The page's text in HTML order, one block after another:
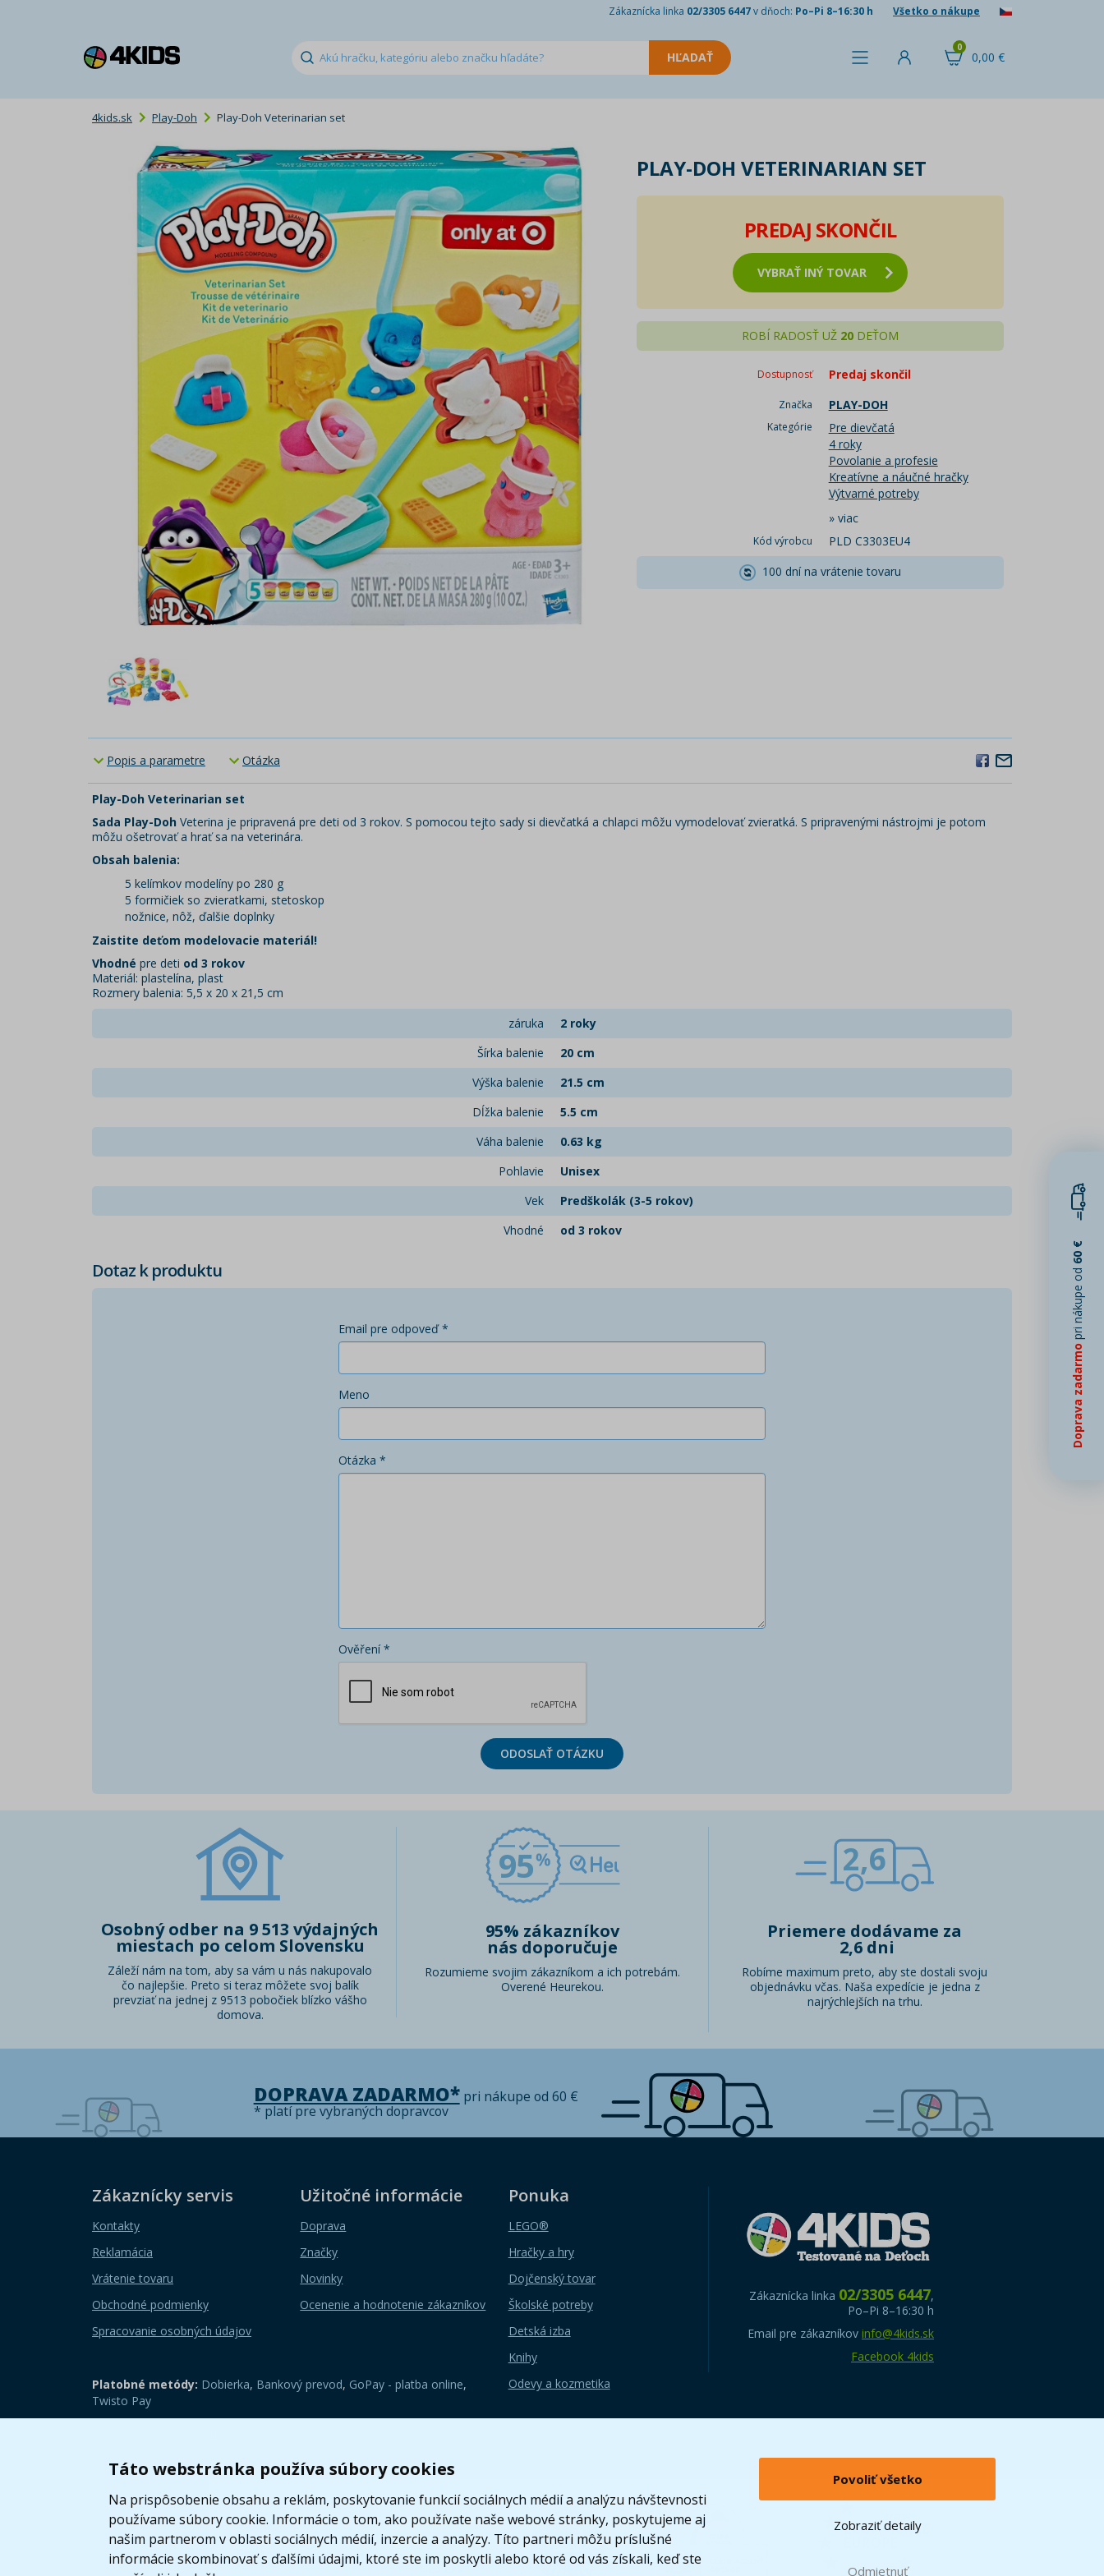
Táto webstránka používa súbory cookies
Na prispôsobenie obsahu a reklám, poskytovanie funkcií sociálnych médií a analýzu návštevnosti
používame súbory cookie. Informácie o tom, ako používate naše webové stránky, poskytujeme aj
našim partnerom v oblasti sociálnych médií, inzercie a analýzy. Títo partneri môžu príslušné
informácie skombinovať s ďalšími údajmi, ktoré ste im poskytli alebo ktoré od vás získali, keď ste
Povoliť všetko
Zobraziť detaily
Odmietnuť
Zákaznícka linka 02/3305 6447v dňoch: Po–Pi 8–16:30 h Všetko o nákupe
0,00 €
0
4kids.sk Play-Doh Play-Doh Veterinarian set
PLAY-DOH VETERINARIAN SET
PREDAJ SKONČIL
VYBRAŤ INÝ TOVAR
ROBÍ RADOSŤ UŽ 20 DEŤOM
Dostupnosť Predaj skončil
Značka PLAY-DOH
Kategórie
Pre dievčatá
4 roky
Povolanie a profesie
Kreatívne a náučné hračky
Výtvarné potreby
» viac
Kód výrobcu
PLD C3303EU4
100 dní na vrátenie tovaru
Popis a parametre Otázka
Play-Doh Veterinarian set
Sada Play-Doh Veterina je pripravená pre deti od 3 rokov. S pomocou tejto sady si dievčatká a chlapci môžu vymodelovať zvieratká. S pripravenými nástrojmi je potom
môžu ošetrovať a hrať sa na veterinára.
Obsah balenia:
5 kelímkov modelíny po 280 g
5 formičiek so zvieratkami, stetoskop
nožnice, nôž, ďalšie doplnky
Zaistite deťom modelovacie materiál!
Vhodné pre deti od 3 rokov
Materiál: plastelína, plast
Rozmery balenia: 5,5 x 20 x 21,5 cm
záruka
2 roky
Šírka balenie
20 cm
Výška balenie
21.5 cm
Dĺžka balenie
5.5 cm
Váha balenie
0.63 kg
Pohlavie
Unisex
Vek
Predškolák (3-5 rokov)
Vhodné
od 3 rokov
Dotaz k produktu
Email pre odpoveď *
Meno
Otázka *
Ověření *
ODOSLAŤ OTÁZKU
Osobný odber na 9 513 výdajných
miestach po celom Slovensku
Záleží nám na tom, aby sa vám u nás nakupovalo
čo najlepšie. Preto si teraz môžete svoj balík
prevziať na jednej z 9513 pobočiek blízko vášho
domova.
95
95% zákazníkov
nás doporučuje
Rozumieme svojim zákazníkom a ich potrebám.
Overené Heurekou.
2,6
Priemere dodávame za
2,6 dni
Robíme maximum preto, aby ste dostali svoju
objednávku včas. Naša expedície je jedna z
najrýchlejších na trhu.
DOPRAVA ZADARMO*pri nákupe od 60 €
* platí pre vybraných dopravcov
Zákaznícky servis
Kontakty
Reklamácia
Vrátenie tovaru
Obchodné podmienky
Spracovanie osobných údajov
Užitočné informácie
Doprava
Značky
Novinky
Ocenenie a hodnotenie zákazníkov
Ponuka
LEGO®
Hračky a hry
Dojčenský tovar
Školské potreby
Detská izba
Knihy
Odevy a kozmetika
Platobné metódy: Dobierka, Bankový prevod, GoPay - platba online,
Twisto Pay
Zákaznícka linka 02/3305 6447,
Po–Pi 8–16:30 h
Email pre zákazníkov info@4kids.sk
Facebook 4kids
Doprava zadarmo
pri nákupe od
60 €